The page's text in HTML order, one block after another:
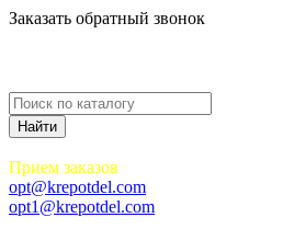
Заказать обратный звонок
Прием заказов
opt@krepotdel.com
opt1@krepotdel.com